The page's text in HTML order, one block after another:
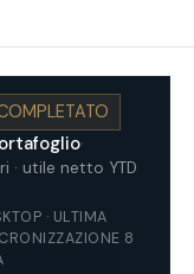
di lavoro
·
· utile netto YTD
· ULTIMA
8